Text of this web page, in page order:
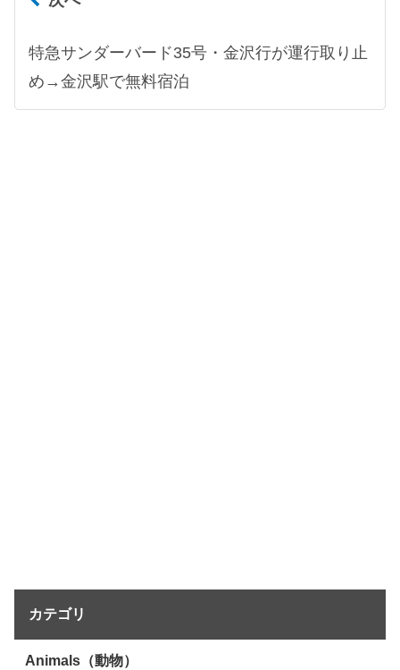
特急サンダーバード35号・金沢行が運行取り止
め→金沢駅で無料宿泊
カテゴリ
Animals（動物）